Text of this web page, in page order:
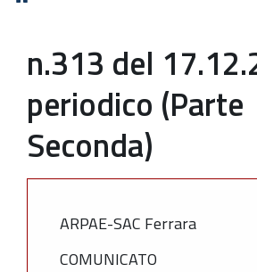
n.313 del
periodico (Parte
Seconda)
ARPAE-SAC Ferrara
COMUNICATO